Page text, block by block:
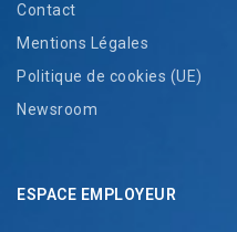
Contact
Mentions Légales
Politique de cookies (UE)
Newsroom
ESPACE EMPLOYEUR